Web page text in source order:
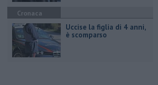
Cronaca
Uccise la figlia di 4 anni,
è scomparso